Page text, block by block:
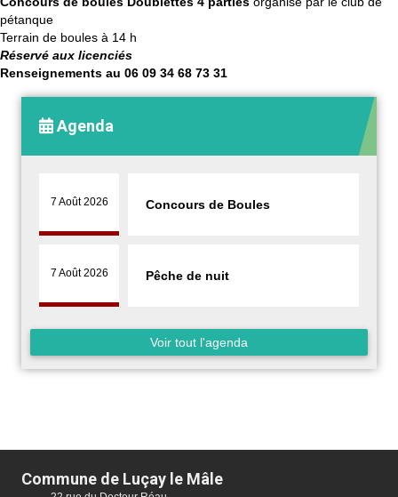
pétanque
Terrain de boules à 14 h
Réservé aux licenciés
Renseignements au 06 09 34 68 73 31
Agenda
7 Août 2026 Concours de Boules
7 Août 2026 Pêche de nuit
Voir tout l'agenda
Commune de Luçay le Mâle